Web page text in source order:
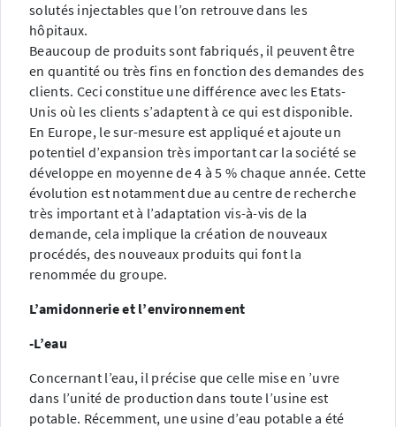
solutés injectables que l’on retrouve dans les
hôpitaux.
Beaucoup de produits sont fabriqués, il peuvent être
en quantité ou très fins en fonction des demandes des
clients. Ceci constitue une différence avec les Etats-
Unis où les clients s’adaptent à ce qui est disponible.
En Europe, le sur-mesure est appliqué et ajoute un
potentiel d’expansion très important car la société se
développe en moyenne de 4 à 5 % chaque année. Cette
évolution est notamment due au centre de recherche
très important et à l’adaptation vis-à-vis de la
demande, cela implique la création de nouveaux
procédés, des nouveaux produits qui font la
renommée du groupe.
L’amidonnerie et l’environnement
-L’eau
Concernant l’eau, il précise que celle mise en ’uvre
dans l’unité de production dans toute l’usine est
potable. Récemment, une usine d’eau potable a été